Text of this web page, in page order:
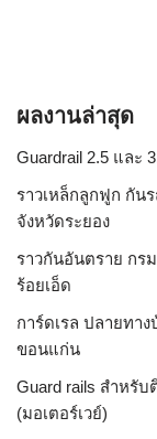
ผลงานล่าสุด
Guardrail 2.5 และ
ราวเหล็กลูกฟูก กัน
จังหวัดระยอง
ราวกันอันตราย กร
ร้อยเอ็ด
การ์ดเรล ปลายทา
ขอนแก่น
Guard rails สำหรับ
(มอเตอร์เวย์)